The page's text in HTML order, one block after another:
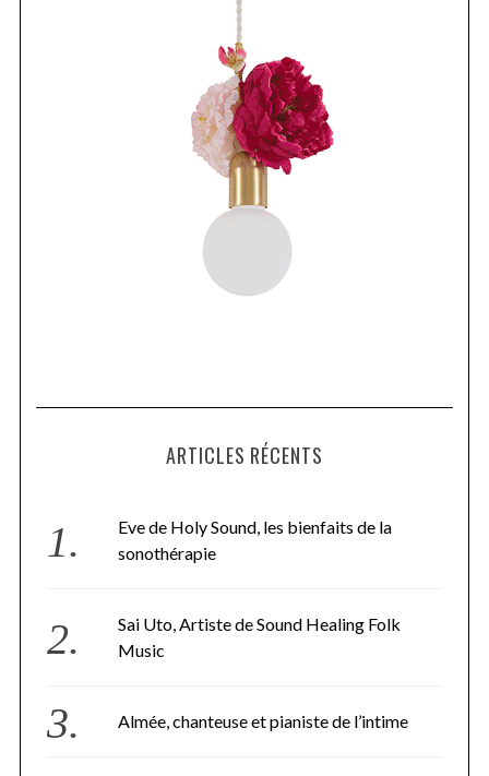
ARTICLES RÉCENTS
Eve de Holy Sound, les bienfaits de la
sonothérapie
Sai Uto, Artiste de Sound Healing Folk
Music
Almée, chanteuse et pianiste de l’intime